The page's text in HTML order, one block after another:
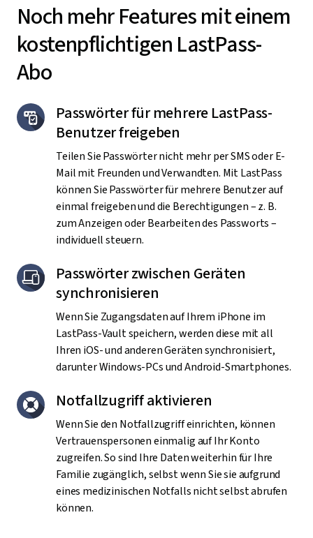
Noch mehr Features mit einem
kostenpflichtigen LastPass-
Abo
Passwörter für mehrere LastPass-
Benutzer freigeben
Teilen Sie Passwörter nicht mehr per SMS oder E-
Mail mit Freunden und Verwandten. Mit LastPass
können Sie Passwörter für mehrere Benutzer auf
einmal freigeben und die Berechtigungen – z. B.
zum Anzeigen oder Bearbeiten des Passworts –
individuell steuern.
Passwörter zwischen Geräten
synchronisieren
Wenn Sie Zugangsdaten auf Ihrem iPhone im
LastPass-Vault speichern, werden diese mit all
Ihren iOS- und anderen Geräten synchronisiert,
darunter Windows-PCs und Android-Smartphones.
Notfallzugriff aktivieren
Wenn Sie den Notfallzugriff einrichten, können
Vertrauenspersonen einmalig auf Ihr Konto
zugreifen. So sind Ihre Daten weiterhin für Ihre
Familie zugänglich, selbst wenn Sie sie aufgrund
eines medizinischen Notfalls nicht selbst abrufen
können.